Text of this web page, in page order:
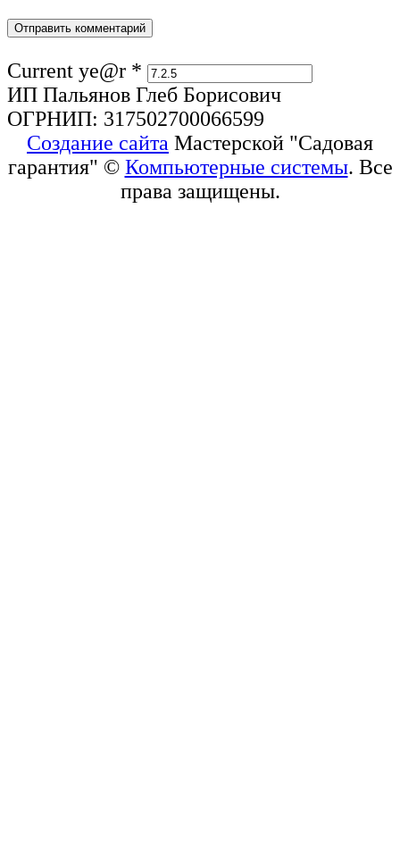
Current ye@r *
ИП Пальянов Глеб Борисович
ОГРНИП: 317502700066599
Создание сайта Мастерской "Садовая
гарантия" © Компьютерные системы. Все
права защищены.